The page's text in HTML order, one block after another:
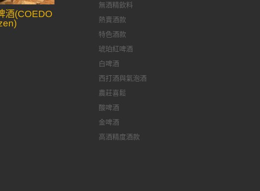
酒(COEDO
無酒精飲料
熱賣酒款
特色酒款
琥珀紅啤酒
白啤酒
西打酒與氣泡酒
農莊喜鬆
酸啤酒
金啤酒
高酒精度酒款